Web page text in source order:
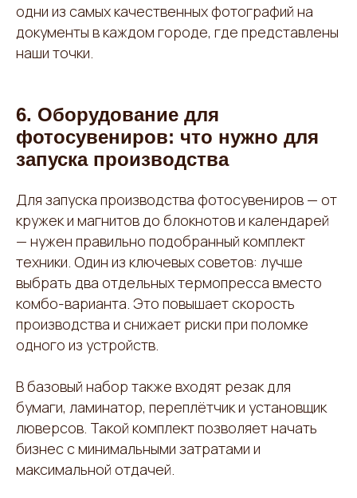
одни из самых качественных фотографий на
документы в каждом городе, где представлены
наши точки.
6. Оборудование для
фотосувениров: что нужно для
запуска производства
Для запуска производства фотосувениров — от
кружек и магнитов до блокнотов и календарей
— нужен правильно подобранный комплект
техники. Один из ключевых советов: лучше
выбрать два отдельных термопресса вместо
комбо-варианта. Это повышает скорость
производства и снижает риски при поломке
одного из устройств.
В базовый набор также входят резак для
бумаги, ламинатор, переплётчик и установщик
люверсов. Такой комплект позволяет начать
бизнес с минимальными затратами и
максимальной отдачей.